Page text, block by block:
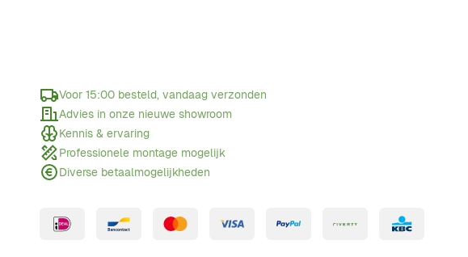
Voor 15:00 besteld, vandaag verzonden
Advies in onze nieuwe showroom
Kennis & ervaring
Professionele montage mogelijk
Diverse betaalmogelijkheden